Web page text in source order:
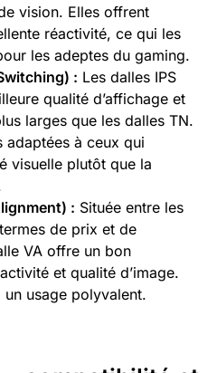
vision. Elles offrent
réactivité, ce qui les
les adeptes du gaming.
: Les dalles IPS
qualité d’affichage et
larges que les dalles TN.
adaptées à ceux qui
visuelle plutôt que la
: Située entre les
de prix et de
VA offre un bon
et qualité d’image.
usage polyvalent.